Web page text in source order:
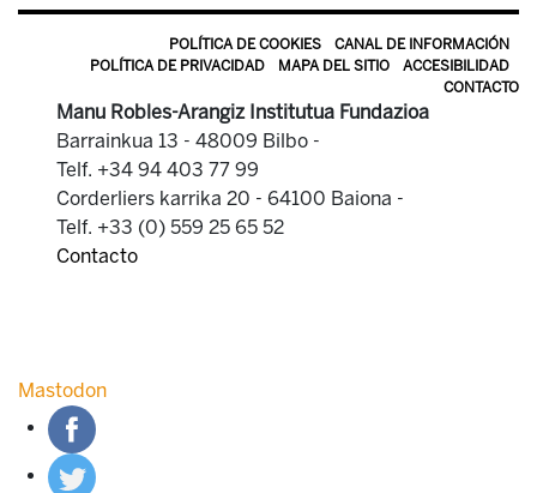
POLÍTICA DE COOKIES
CANAL DE INFORMACIÓN
POLÍTICA DE PRIVACIDAD
MAPA DEL SITIO
ACCESIBILIDAD
CONTACTO
Manu Robles-Arangiz Institutua Fundazioa
Barrainkua 13 - 48009 Bilbo -
Telf. +34 94 403 77 99
Corderliers karrika 20 - 64100 Baiona -
Telf. +33 (0) 559 25 65 52
Contacto
Mastodon